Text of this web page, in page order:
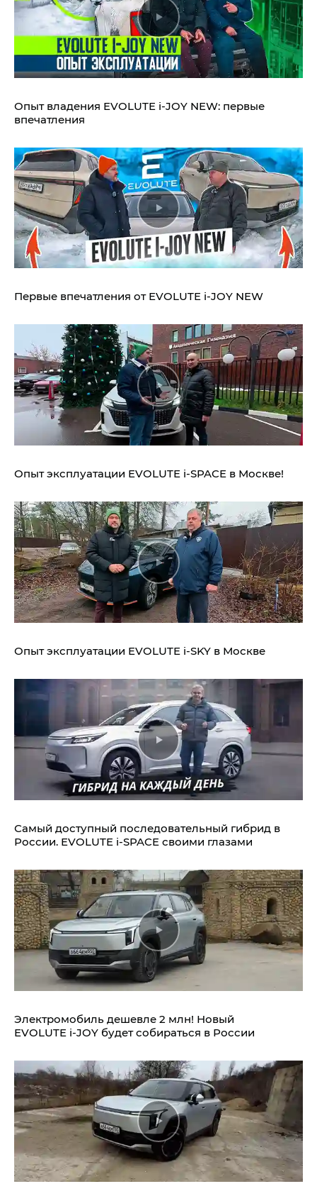
Опыт владения EVOLUTE i‑JOY NEW: первые
впечатления
Первые впечатления от EVOLUTE i‑JOY NEW
Опыт эксплуатации EVOLUTE i‑SPACE в Москве!
Опыт эксплуатации EVOLUTE i‑SKY в Москве
Самый доступный последовательный гибрид в
России. EVOLUTE i‑SPACE своими глазами
Электромобиль дешевле 2 млн! Новый
EVOLUTE i‑JOY будет собираться в России